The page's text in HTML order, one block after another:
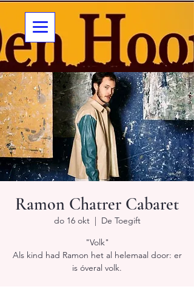
Ramon Chatrer Cabaret
do 16 okt
  |
De Toegift
"Volk"
Als kind had Ramon het al helemaal door: er
is óveral volk.